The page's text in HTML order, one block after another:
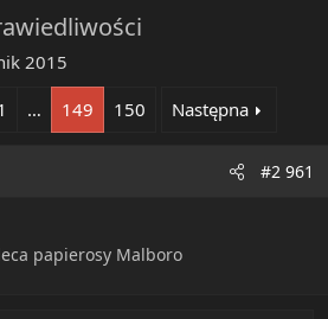
2015
… 149 150 Następna
#2 961
papierosy Malboro